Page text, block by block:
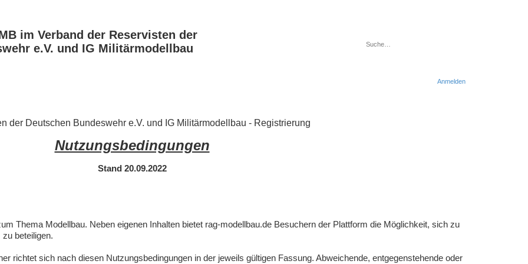
im Verband der Reservisten der
e.V. und IG Militärmodellbau
Anmelden
der Deutschen Bundeswehr e.V. und IG Militärmodellbau - Registrierung
Nutzungsbedingungen
Stand 20.09.2022
Thema Modellbau. Neben eigenen Inhalten bietet rag-modellbau.de Besuchern der Plattform die Möglichkeit, sich zu
beteiligen.
richtet sich nach diesen Nutzungsbedingungen in der jeweils gültigen Fassung. Abweichende, entgegenstehende oder